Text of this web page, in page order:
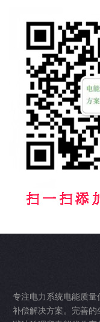
专注电力系统电能质
补偿解决方案。完善